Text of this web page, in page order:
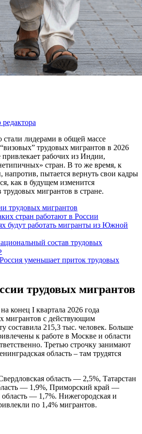
редактора
лидерами в общей массе
трудовых мигрантов в 2026
привлекает рабочих из Индии,
стран. В то же время, к
напротив, пытается вернуть свои кадры
как в будущем изменится
мигрантов в стране.
трудовых мигрантов
стран работают в России
будут работать мигранты из Южной
состав трудовых
уменьшает приток трудовых
трудовых мигрантов
конец I квартала 2026 года
мигрантов с действующим
составила 215,3 тыс. человек. Больше
к работе в Москве и области
Третью строчку занимают
область – там трудятся
область — 2,5%, Татарстан
— 1,9%, Приморский край —
— 1,7%. Нижегородская и
по 1,4% мигрантов.